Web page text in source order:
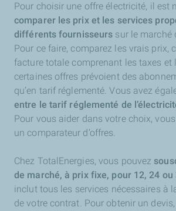
Pour choisir une offre électricité, il est
comparer les prix et les services
différents fournisseurs sur le marché
Pour ce faire, comparez les vrais prix,
facture totale comprenant les taxes et
certaines offres prévoient des
qu’en tarif réglementé. Vous avez
entre le tarif réglementé de
Pour vous aider dans votre choix,
un comparateur d’offres.
Chez TotalEnergies, vous pouvez
de marché, à prix fixe, pour 12, 24 ou
inclut tous les services nécessaires à
de votre contrat. Pour obtenir un